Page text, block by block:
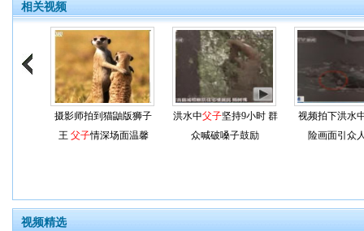
相关视频
摄影师拍到猫鼬版狮子
王 父子情深场面温馨
洪水中父子坚持9小时 群
众喊破嗓子鼓励
视频拍下洪水
险画面引众
视频精选